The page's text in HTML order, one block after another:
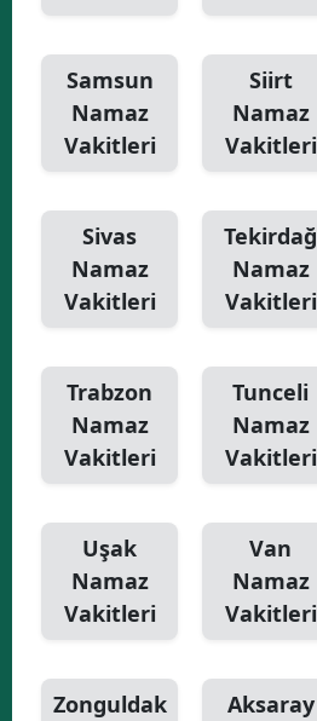
Samsun
Namaz
Vakitleri
Siirt
Namaz
Vakitleri
Sivas
Namaz
Vakitleri
Tekirdağ
Namaz
Vakitleri
Trabzon
Namaz
Vakitleri
Tunceli
Namaz
Vakitleri
Uşak
Namaz
Vakitleri
Van
Namaz
Vakitleri
Zonguldak
Aksaray